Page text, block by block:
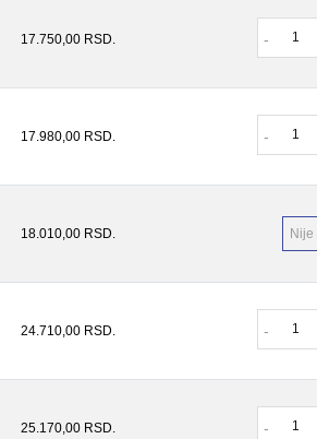
17.750,00 RSD. -
17.980,00 RSD. -
18.010,00 RSD. Nije
24.710,00 RSD. -
25.170,00 RSD. -